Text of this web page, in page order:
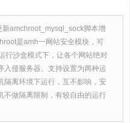
amchroot_mysql_sock脚本增
是amh一网站安全模块，可
行沙盒模式下，让各个网站绝对
入侵服务器。支持设置为两种运
隔离环境下运行，互不影响，安
不做隔离限制，有较自由的运行